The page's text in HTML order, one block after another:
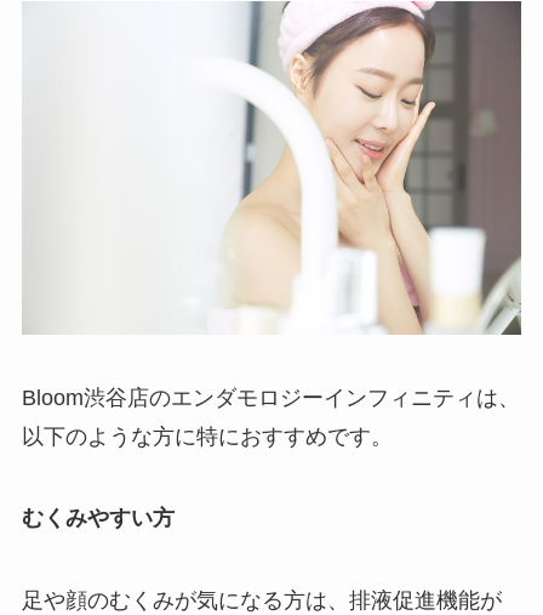
Bloom渋谷店のエンダモロジーインフィニティは、
以下のような方に特におすすめです。
むくみやすい方
足や顔のむくみが気になる方は、排液促進機能が